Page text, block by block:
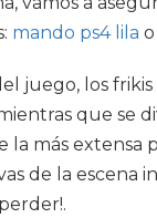
mando ps4 lila
juego, los
que se
más extensa
de la escena